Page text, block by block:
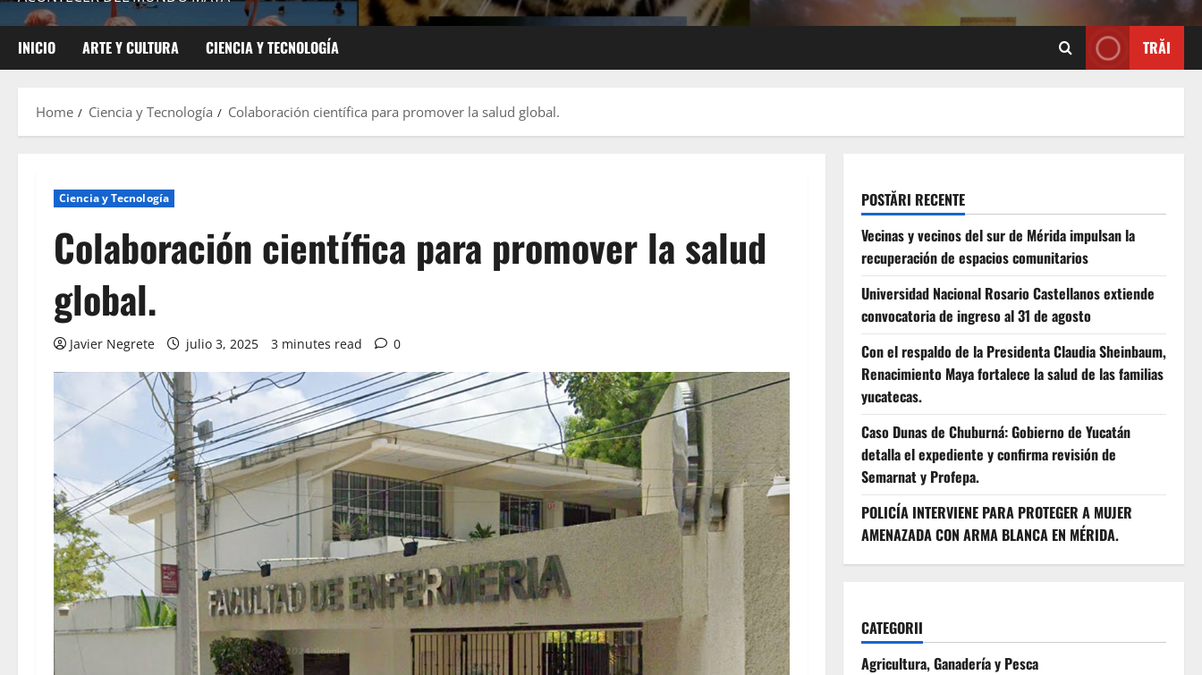
INICIO ARTE Y CULTURA CIENCIA Y TECNOLOGÍA TRĂI
Home Ciencia y Tecnología Colaboración científica para promover la salud global.
Ciencia y Tecnología
Colaboración científica para promover la salud
global.
Javier Negrete julio 3, 2025 3 minutes read 0
POSTĂRI RECENTE
Vecinas y vecinos del sur de Mérida impulsan la
recuperación de espacios comunitarios
Universidad Nacional Rosario Castellanos extiende
convocatoria de ingreso al 31 de agosto
Con el respaldo de la Presidenta Claudia Sheinbaum,
Renacimiento Maya fortalece la salud de las familias
yucatecas.
Caso Dunas de Chuburná: Gobierno de Yucatán
detalla el expediente y confirma revisión de
Semarnat y Profepa.
POLICÍA INTERVIENE PARA PROTEGER A MUJER
AMENAZADA CON ARMA BLANCA EN MÉRIDA.
CATEGORII
Agricultura, Ganadería y Pesca